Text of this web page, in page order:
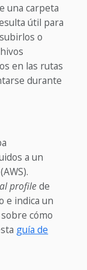
una carpeta
útil para
o
en las rutas
durante
a un
profilede
e indica un
cómo
guía de